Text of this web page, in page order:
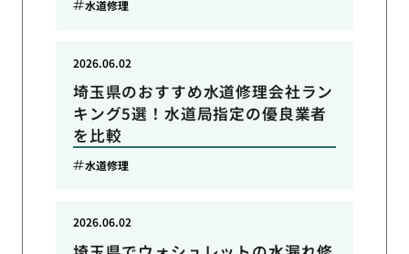
水道修理
埼玉県のおすすめ水道修理会社ラン
キング5選！水道局指定の優良業者
を比較
2026.06.02
水道修理
2026.06.02